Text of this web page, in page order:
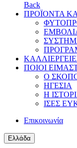
Back
ΠΡΟΪΟΝΤΑ
ΠΟΙΟΙ
Ο
ΗΓΕΣΙΑ
Η
ΙΣΕΣ
Επικοινωνία
Ελλάδα